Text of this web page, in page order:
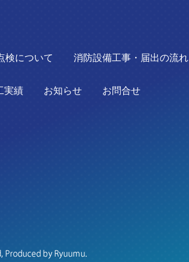
検について 消防設備工事・届出の流れ
実績 お知らせ お問合せ